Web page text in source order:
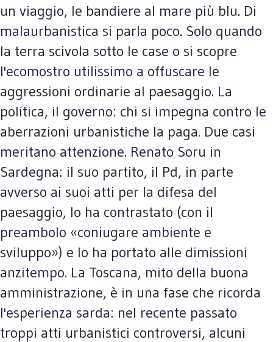
un viaggio, le bandiere al mare più blu. Di
malaurbanistica si parla poco. Solo quando
la terra scivola sotto le case o si scopre
l'ecomostro utilissimo a offuscare le
aggressioni ordinarie al paesaggio. La
politica, il governo: chi si impegna contro le
aberrazioni urbanistiche la paga. Due casi
meritano attenzione. Renato Soru in
Sardegna: il suo partito, il Pd, in parte
avverso ai suoi atti per la difesa del
paesaggio, lo ha contrastato (con il
preambolo «coniugare ambiente e
sviluppo») e lo ha portato alle dimissioni
anzitempo. La Toscana, mito della buona
amministrazione, è in una fase che ricorda
l'esperienza sarda: nel recente passato
troppi atti urbanistici controversi, alcuni